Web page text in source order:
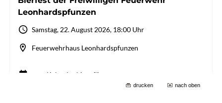
drucken nach oben